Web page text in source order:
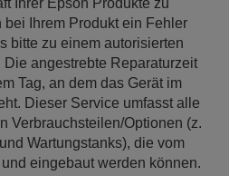
Ihrer Epson Produkte zu
Ihrem Produkt ein Fehler
bitte zu einem autorisierten
Die angestrebte Reparaturzeit
Tag, an dem das Gerät im
Dieser Service umfasst alle
Verbrauchsteilen/Optionen (z.
Wartungstanks), die vom
eingebaut werden können.